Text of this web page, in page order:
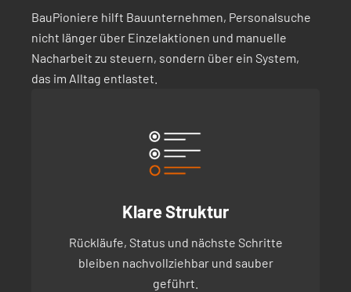
BauPioniere hilft Bauunternehmen, Personalsuche
nicht länger über Einzelaktionen und manuelle
Nacharbeit zu steuern, sondern über ein System,
das im Alltag entlastet.
Klare Struktur
Rückläufe, Status und nächste Schritte
bleiben nachvollziehbar und sauber
geführt.